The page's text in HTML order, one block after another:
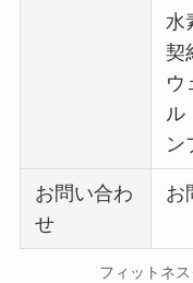
水
契
ウ
ル
ン
お問い合わ
せ
お
フィットネ